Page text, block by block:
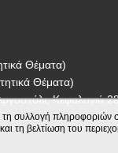
Θέματα)
Θέματα)
Κεφαλονιά
συλλογή πληροφοριών
τη βελτίωση του